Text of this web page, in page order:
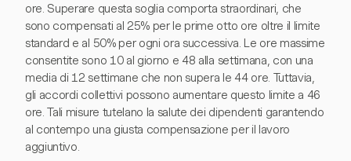
ore. Superare questa soglia comporta straordinari, che
sono compensati al 25% per le prime otto ore oltre il limite
standard e al 50% per ogni ora successiva. Le ore massime
consentite sono 10 al giorno e 48 alla settimana, con una
media di 12 settimane che non supera le 44 ore. Tuttavia,
gli accordi collettivi possono aumentare questo limite a 46
ore. Tali misure tutelano la salute dei dipendenti garantendo
al contempo una giusta compensazione per il lavoro
aggiuntivo.